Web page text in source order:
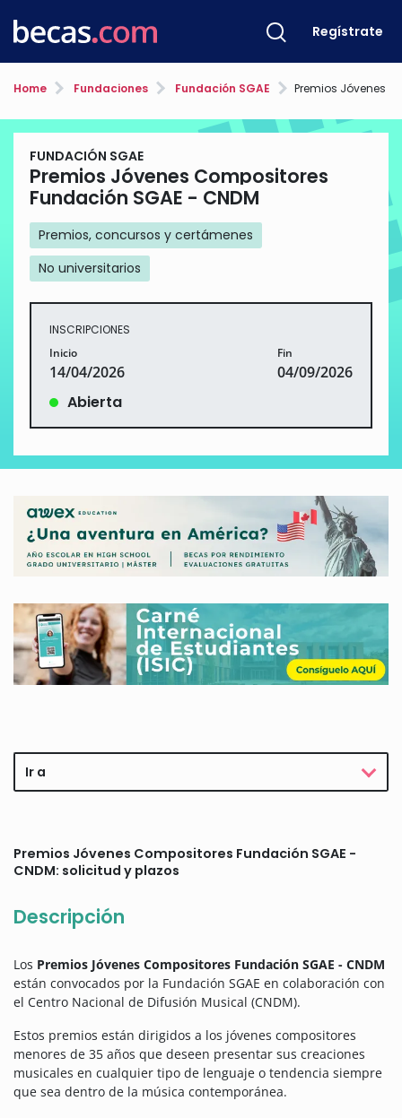
Regístrate
Home Fundaciones Fundación SGAE Premios Jóvenes
FUNDACIÓN SGAE
Premios Jóvenes Compositores
Fundación SGAE - CNDM
Premios, concursos y certámenes
No universitarios
INSCRIPCIONES
Inicio
14/04/2026
Fin
04/09/2026
Abierta
Ir a
Premios Jóvenes Compositores Fundación SGAE -
CNDM: solicitud y plazos
Descripción
Los Premios Jóvenes Compositores Fundación SGAE - CNDM
están convocados por la Fundación SGAE en colaboración con
el Centro Nacional de Difusión Musical (CNDM).
Estos premios están dirigidos a los jóvenes compositores
menores de 35 años que deseen presentar sus creaciones
musicales en cualquier tipo de lenguaje o tendencia siempre
que sea dentro de la música contemporánea.